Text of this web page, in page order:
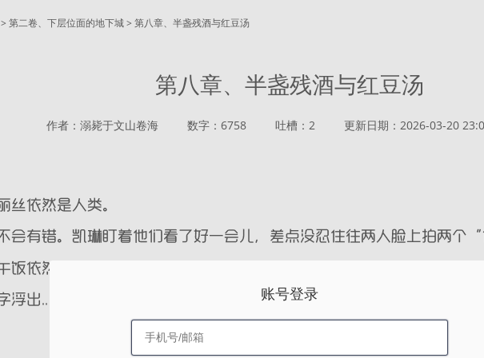
> 第二卷、下层位面的地下城 > 第八章、半盏残酒与红豆汤
第八章、半盏残酒与红豆汤
作者：溺毙于文山卷海 数字：6758 吐槽：2 更新日期：2026-03-20
账号登录